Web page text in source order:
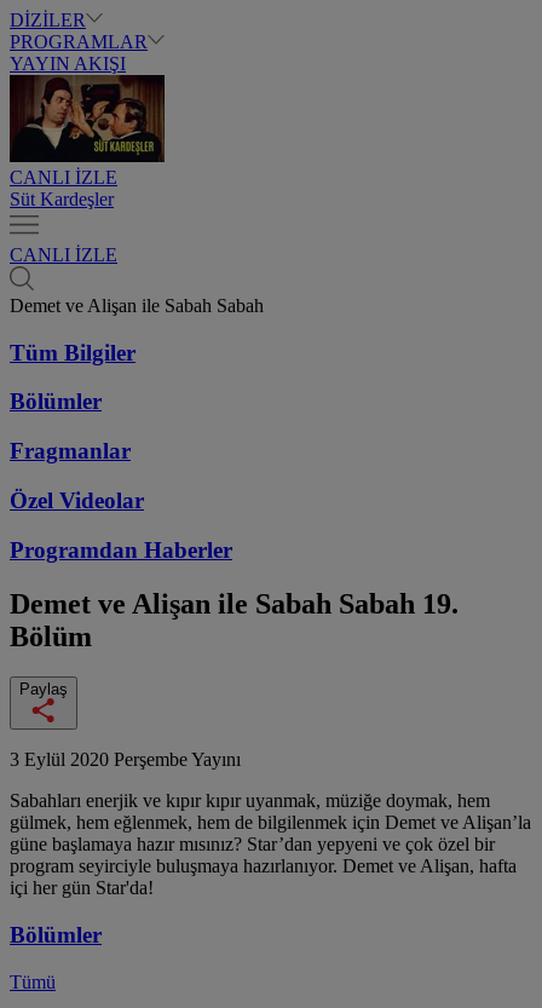
DİZİLER
PROGRAMLAR
YAYIN AKIŞI
CANLI İZLE
Süt Kardeşler
CANLI İZLE
Demet ve Alişan ile Sabah Sabah
Tüm Bilgiler
Bölümler
Fragmanlar
Özel Videolar
Programdan Haberler
Demet ve Alişan ile Sabah Sabah 19.
Bölüm
Paylaş
3 Eylül 2020 Perşembe Yayını
Sabahları enerjik ve kıpır kıpır uyanmak, müziğe doymak, hem
gülmek, hem eğlenmek, hem de bilgilenmek için Demet ve Alişan’la
güne başlamaya hazır mısınız? Star’dan yepyeni ve çok özel bir
program seyirciyle buluşmaya hazırlanıyor. Demet ve Alişan, hafta
içi her gün Star'da!
Bölümler
Tümü